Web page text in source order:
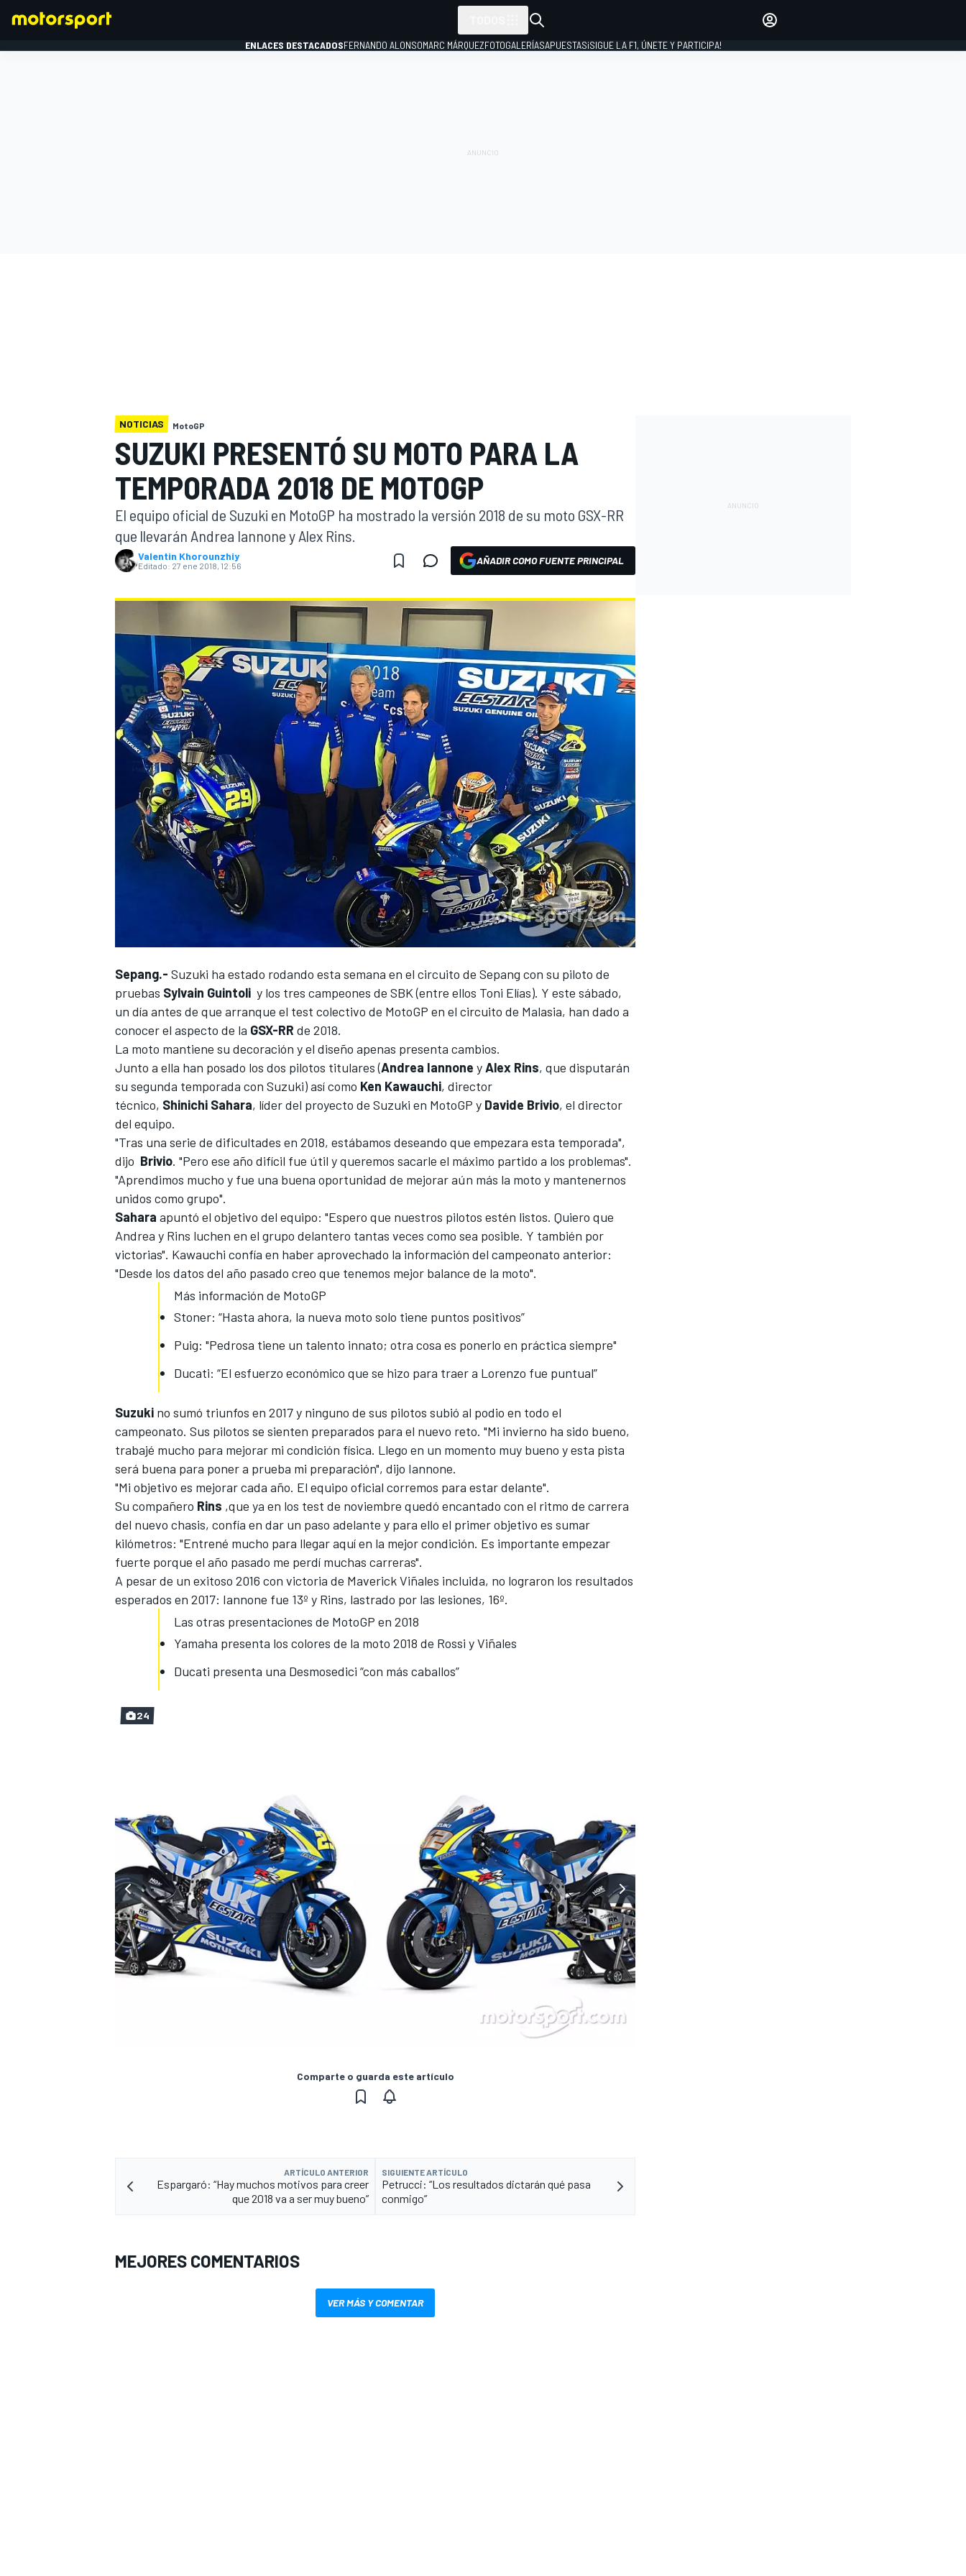
WEC
MÁS CATEGORÍAS
ENLACES DESTACADOSFERNANDO ALONSOMARC MÁRQUEZFOTOGALERÍASAPUESTAS¡SIGUE LA F1, ÚNETE Y PARTICIPA!
NOTICIAS MotoGP
SUZUKI PRESENTÓ SU MOTO PARA LA
TEMPORADA 2018 DE MOTOGP
El equipo oficial de Suzuki en MotoGP ha mostrado la versión 2018 de su moto GSX-RR
que llevarán Andrea Iannone y Alex Rins.
Valentin Khorounzhiy
Editado: 27 ene 2018, 12:56 AÑADIR COMO FUENTE PRINCIPAL
Sepang.- Suzuki ha estado rodando esta semana en el circuito de Sepang con su piloto de
pruebas Sylvain Guintoli y los tres campeones de SBK (entre ellos Toni Elías). Y este sábado,
un día antes de que arranque el test colectivo de MotoGP en el circuito de Malasia, han dado a
conocer el aspecto de la GSX-RR de 2018.
La moto mantiene su decoración y el diseño apenas presenta cambios.
Junto a ella han posado los dos pilotos titulares (Andrea Iannone yAlex Rins, que disputarán
su segunda temporada con Suzuki) así como Ken Kawauchi, director
técnico, Shinichi Sahara, líder del proyecto de Suzuki en MotoGP y Davide Brivio, el director
del equipo.
"Tras una serie de dificultades en 2018, estábamos deseando que empezara esta temporada",
dijo Brivio. "Pero ese año difícil fue útil y queremos sacarle el máximo partido a los problemas".
"Aprendimos mucho y fue una buena oportunidad de mejorar aún más la moto y mantenernos
unidos como grupo".
Sahara apuntó el objetivo del equipo: "Espero que nuestros pilotos estén listos. Quiero que
Andrea y Rins luchen en el grupo delantero tantas veces como sea posible. Y también por
victorias". Kawauchi confía en haber aprovechado la información del campeonato anterior:
"Desde los datos del año pasado creo que tenemos mejor balance de la moto".
Más información de MotoGP
Stoner: “Hasta ahora, la nueva moto solo tiene puntos positivos”
Puig: "Pedrosa tiene un talento innato; otra cosa es ponerlo en práctica siempre"
Ducati: “El esfuerzo económico que se hizo para traer a Lorenzo fue puntual”
Suzuki no sumó triunfos en 2017 y ninguno de sus pilotos subió al podio en todo el
campeonato. Sus pilotos se sienten preparados para el nuevo reto. "Mi invierno ha sido bueno,
trabajé mucho para mejorar mi condición física. Llego en un momento muy bueno y esta pista
será buena para poner a prueba mi preparación", dijo Iannone.
"Mi objetivo es mejorar cada año. El equipo oficial corremos para estar delante".
Su compañero Rins ,que ya en los test de noviembre quedó encantado con el ritmo de carrera
del nuevo chasis, confía en dar un paso adelante y para ello el primer objetivo es sumar
kilómetros: "Entrené mucho para llegar aquí en la mejor condición. Es importante empezar
fuerte porque el año pasado me perdí muchas carreras".
A pesar de un exitoso 2016 con victoria de Maverick Viñales incluida, no lograron los resultados
esperados en 2017: Iannone fue 13º y Rins, lastrado por las lesiones, 16º.
Las otras presentaciones de MotoGP en 2018
Yamaha presenta los colores de la moto 2018 de Rossi y Viñales
Ducati presenta una Desmosedici “con más caballos”
24
Comparte o guarda este artículo
ARTÍCULO ANTERIOR
Espargaró: “Hay muchos motivos para creer
que 2018 va a ser muy bueno”
SIGUIENTE ARTÍCULO
Petrucci: “Los resultados dictarán qué pasa
conmigo”
MEJORES COMENTARIOS
VER MÁS Y COMENTAR